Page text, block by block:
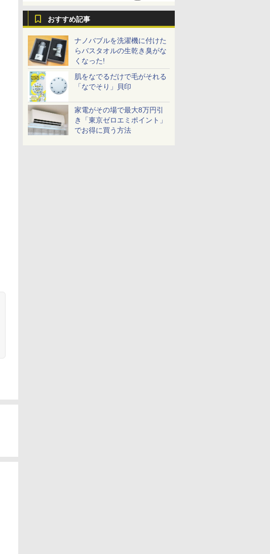
おすすめ記事
ナノバブルを洗濯機に付けた
らバスタオルの生乾き臭がな
くなった!
肌をなでるだけで毛がそれる
「なでそり」貝印
家電がその場で最大8万円引
き「東京ゼロエミポイント」
でお得に買う方法